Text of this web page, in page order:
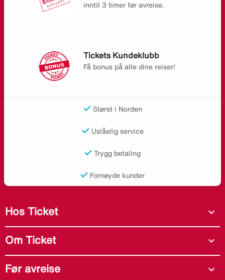
inntil 3 timer før avreise.
Tickets Kundeklubb
Få bonus på alle dine reiser!
Størst i Norden
Uslåelig service
Trygg betaling
Fornøyde kunder
Hos Ticket expand_more
Om Ticket expand_more
Før avreise expand_more